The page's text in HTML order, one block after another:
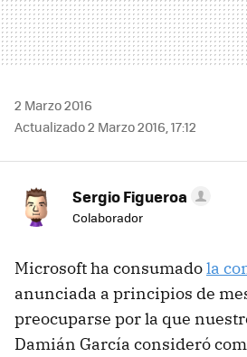
2 Marzo 2016
Actualizado 2 Marzo 2016, 17:12
Sergio Figueroa
Colaborador
Microsoft ha consumadola
anunciada a principios de
preocuparse por la que
Damián García consideró